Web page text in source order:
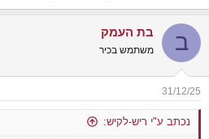
ב בת העמק
משתמש בכיר
31/12/25
נכתב ע"י ריש-לקיש: